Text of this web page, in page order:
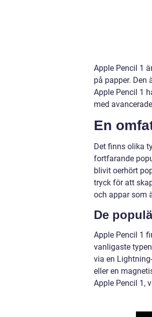
Apple Pencil 1
på papper. Den
Apple Pencil 1
med
En
Det finns olika
fortfarande
blivit oerhört
tryck för att
och appar som
De
Apple Pencil 1
vanligaste
via en
eller en
Apple Pencil 1,